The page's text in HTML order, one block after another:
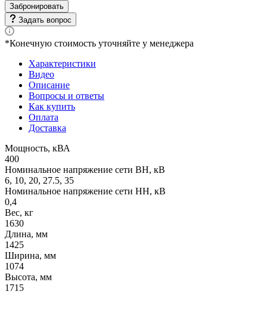
Забронировать
Задать вопрос
*Конечную стоимость уточняйте у менеджера
Характеристики
Видео
Описание
Вопросы и ответы
Как купить
Оплата
Доставка
Мощность, кВА
400
Номинальное напряжение сети ВН, кВ
6, 10, 20, 27.5, 35
Номинальное напряжение сети НН, кВ
0,4
Вес, кг
1630
Длина, мм
1425
Ширина, мм
1074
Высота, мм
1715